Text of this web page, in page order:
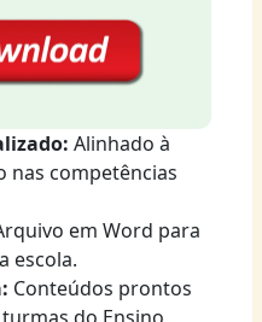
Alinhado à
nas competências
em Word para
escola.
Conteúdos prontos